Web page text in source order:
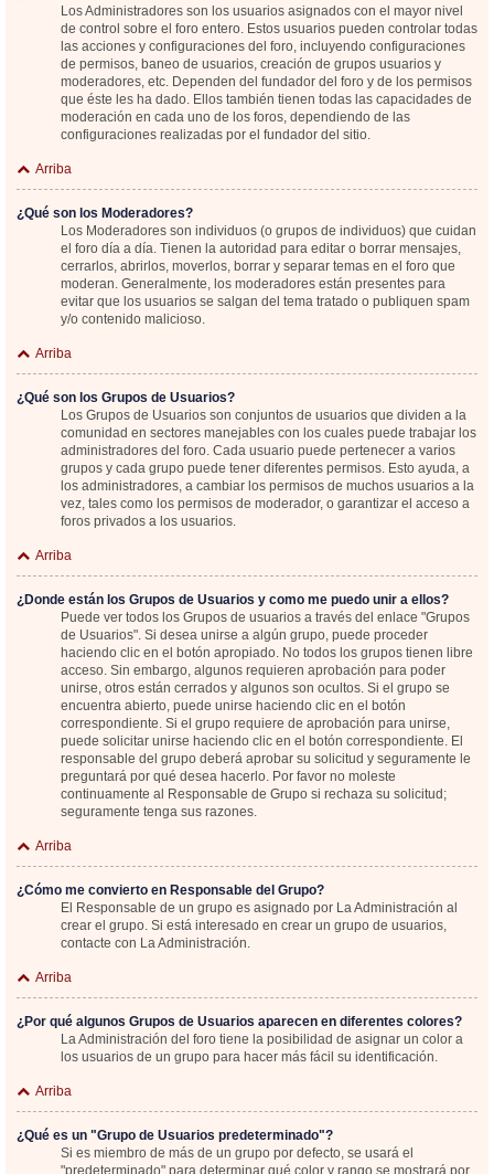
Los Administradores son los usuarios asignados con el mayor nivel
de control sobre el foro entero. Estos usuarios pueden controlar todas
las acciones y configuraciones del foro, incluyendo configuraciones
de permisos, baneo de usuarios, creación de grupos usuarios y
moderadores, etc. Dependen del fundador del foro y de los permisos
que éste les ha dado. Ellos también tienen todas las capacidades de
moderación en cada uno de los foros, dependiendo de las
configuraciones realizadas por el fundador del sitio.
Arriba
¿Qué son los Moderadores?
Los Moderadores son individuos (o grupos de individuos) que cuidan
el foro día a día. Tienen la autoridad para editar o borrar mensajes,
cerrarlos, abrirlos, moverlos, borrar y separar temas en el foro que
moderan. Generalmente, los moderadores están presentes para
evitar que los usuarios se salgan del tema tratado o publiquen spam
y/o contenido malicioso.
Arriba
¿Qué son los Grupos de Usuarios?
Los Grupos de Usuarios son conjuntos de usuarios que dividen a la
comunidad en sectores manejables con los cuales puede trabajar los
administradores del foro. Cada usuario puede pertenecer a varios
grupos y cada grupo puede tener diferentes permisos. Esto ayuda, a
los administradores, a cambiar los permisos de muchos usuarios a la
vez, tales como los permisos de moderador, o garantizar el acceso a
foros privados a los usuarios.
Arriba
¿Donde están los Grupos de Usuarios y como me puedo unir a ellos?
Puede ver todos los Grupos de usuarios a través del enlace "Grupos
de Usuarios". Si desea unirse a algún grupo, puede proceder
haciendo clic en el botón apropiado. No todos los grupos tienen libre
acceso. Sin embargo, algunos requieren aprobación para poder
unirse, otros están cerrados y algunos son ocultos. Si el grupo se
encuentra abierto, puede unirse haciendo clic en el botón
correspondiente. Si el grupo requiere de aprobación para unirse,
puede solicitar unirse haciendo clic en el botón correspondiente. El
responsable del grupo deberá aprobar su solicitud y seguramente le
preguntará por qué desea hacerlo. Por favor no moleste
continuamente al Responsable de Grupo si rechaza su solicitud;
seguramente tenga sus razones.
Arriba
¿Cómo me convierto en Responsable del Grupo?
El Responsable de un grupo es asignado por La Administración al
crear el grupo. Si está interesado en crear un grupo de usuarios,
contacte con La Administración.
Arriba
¿Por qué algunos Grupos de Usuarios aparecen en diferentes colores?
La Administración del foro tiene la posibilidad de asignar un color a
los usuarios de un grupo para hacer más fácil su identificación.
Arriba
¿Qué es un "Grupo de Usuarios predeterminado"?
Si es miembro de más de un grupo por defecto, se usará el
"predeterminado" para determinar qué color y rango se mostrará por